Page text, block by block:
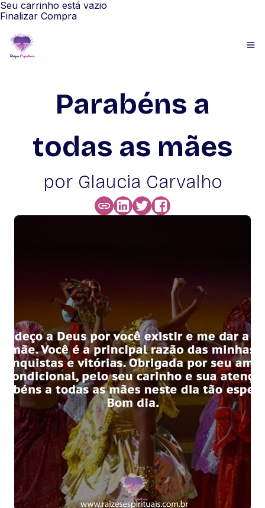
Seu carrinho está vazio
Finalizar Compra
Parabéns a
todas as mães
por Glaucia Carvalho